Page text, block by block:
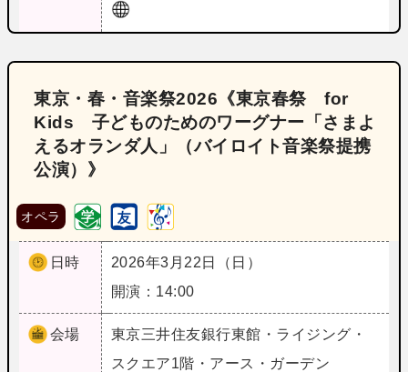
東京・春・音楽祭2026《東京春祭 for
Kids 子どものためのワーグナー「さまよ
えるオランダ人」（バイロイト音楽祭提携
公演）》
オペラ
日時
2026年3月22日（日）
開演：14:00
会場 東京三井住友銀行東館・ライジング・
スクエア1階・アース・ガーデン